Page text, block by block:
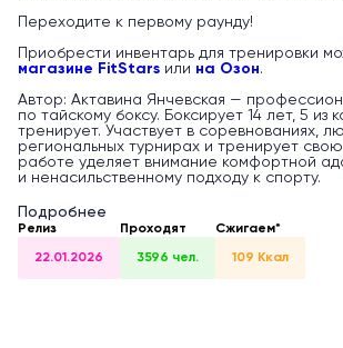
Переходите к первому раунду!
Приобрести инвентарь для тренировки
магазине FitStars или на Озон.
Автор: Актавина Янчевская —
по тайскому боксу. Боксирует 14 лет, 5 из
тренирует. Участвует в соревнованиях,
региональных турнирах и тренирует
работе уделяет внимание комфортной
и ненасильственному подходу к спорту.
Подробнее
Релиз
22.01.2026
Проходят
3596 чел.
Сжигаем*
109 Ккал